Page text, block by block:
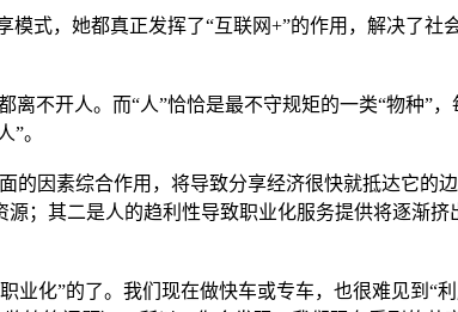
式，她都真正发挥了“互联网+”的作用，解决了社
不开人。而“人”恰恰是最不守规矩的一类“物种”
”。
因素综合作用，将导致分享经济很快就抵达它的
；其二是人的趋利性导致职业化服务提供将逐渐
化”的了。我们现在做快车或专车，也很难见到“